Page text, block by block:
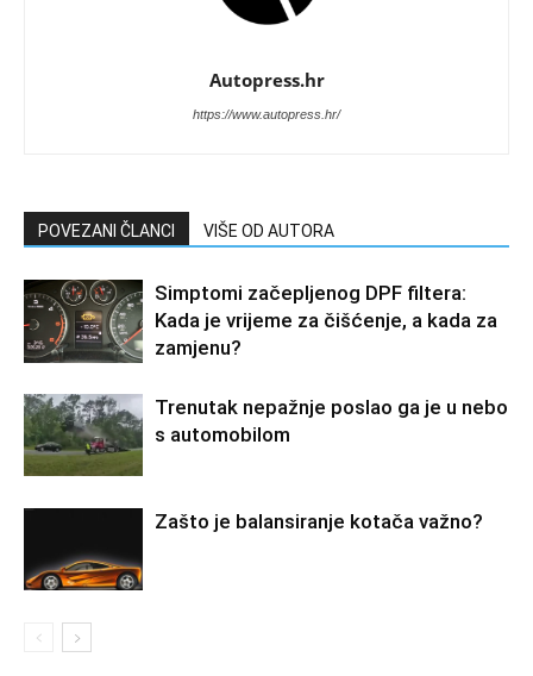
Autopress.hr
https://www.autopress.hr/
POVEZANI ČLANCI VIŠE OD AUTORA
Simptomi začepljenog DPF filtera:
Kada je vrijeme za čišćenje, a kada za
zamjenu?
Trenutak nepažnje poslao ga je u nebo
s automobilom
Zašto je balansiranje kotača važno?